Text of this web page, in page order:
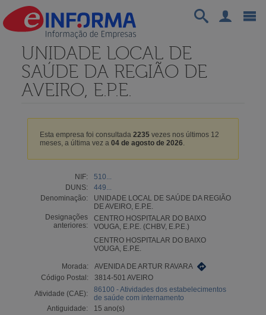
UNIDADE LOCAL DE
SAÚDE DA REGIÃO DE
AVEIRO, E.P.E.
Esta empresa foi consultada 2235vezes nos últimos 12
meses, a última vez a 04 de agosto de 2026.
NIF:
510...
DUNS:
449...
Denominação:
UNIDADE LOCAL DE SAÚDE DA REGIÃO
DE AVEIRO, E.P.E.
Designações
anteriores:
CENTRO HOSPITALAR DO BAIXO
VOUGA, E.P.E. (CHBV, E.P.E.)
CENTRO HOSPITALAR DO BAIXO
VOUGA, E.P.E.
Morada:
AVENIDA DE ARTUR RAVARA
Código Postal:
3814-501 AVEIRO
Atividade (CAE):
86100 - Atividades dos estabelecimentos
de saúde com internamento
Antiguidade:
15 ano(s)